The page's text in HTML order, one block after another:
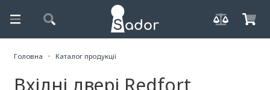
Головна Каталог продукції
Вхідні двері Redfort